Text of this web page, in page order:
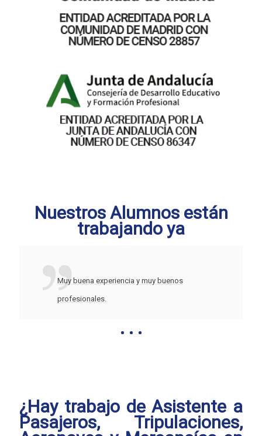
Nuestros Alumnos están
trabajando ya
Muy buena experiencia y muy buenos
profesionales.
¿Hay trabajo de Asistente a
Pasajeros, Tripulaciones,